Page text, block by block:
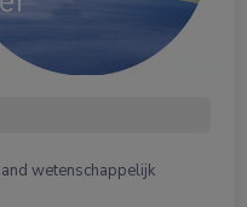
wetenschappelijk